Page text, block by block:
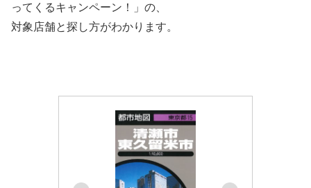
ってくるキャンペーン！」の、
対象店舗と探し方がわかります。